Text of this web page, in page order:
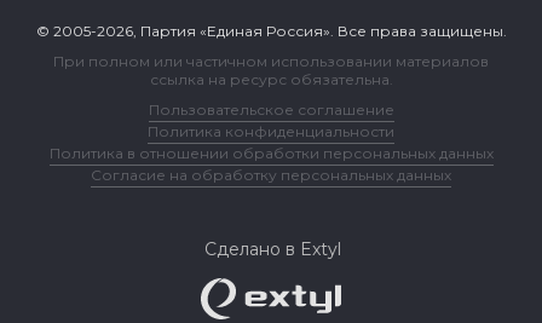
© 2005-2026, Партия «Единая Россия». Все права защищены.
При полном или частичном использовании материалов
ссылка на ресурс обязательна.
Пользовательское соглашение
Политика конфиденциальности
Политика в отношении обработки персональных данных
Согласие на обработку персональных данных
Сделано в Extyl